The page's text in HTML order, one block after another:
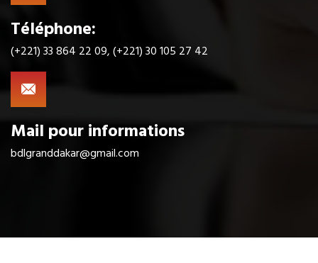
Téléphone:
(+221) 33 864 22 09, (+221) 30 105 27 42
Mail pour informations
bdlgranddakar@gmail.com